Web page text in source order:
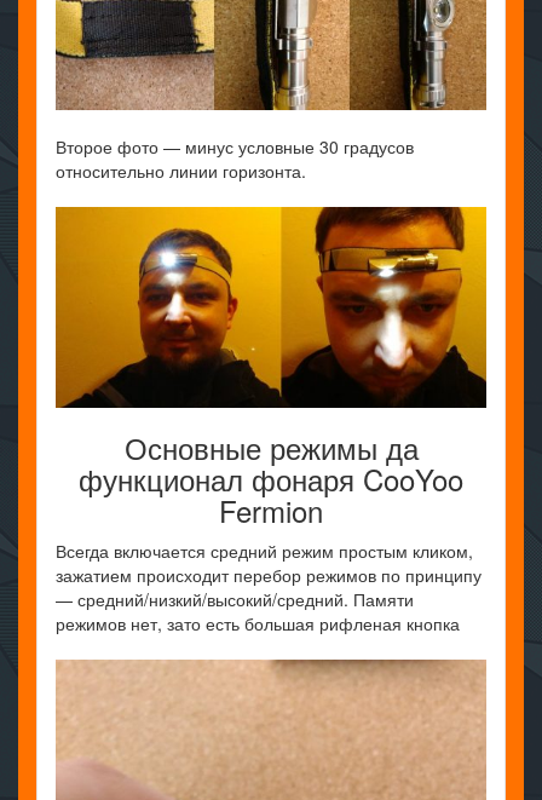
Второе фото — минус условные 30 градусов
относительно линии горизонта.
Основные режимы да
функционал фонаря CooYoo
Fermion
Всегда включается средний режим простым кликом,
зажатием происходит перебор режимов по принципу
— средний/низкий/высокий/средний. Памяти
режимов нет, зато есть большая рифленая кнопка